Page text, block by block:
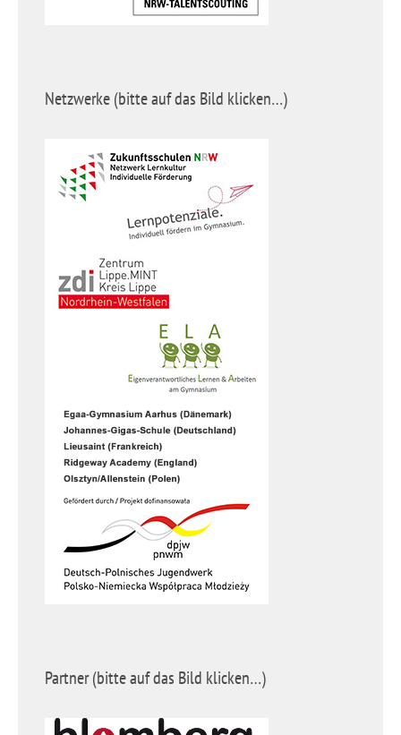
Netzwerke (bitte auf das Bild klicken…)
Partner (bitte auf das Bild klicken…)